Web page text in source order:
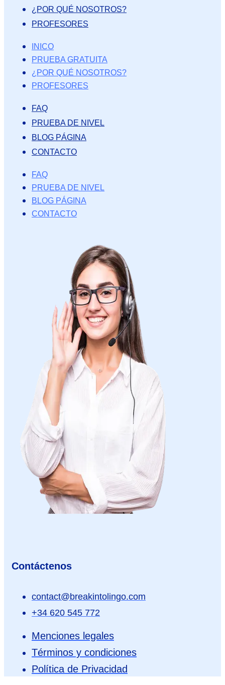
¿POR QUÉ NOSOTROS?
PROFESORES
INICO
PRUEBA GRATUITA
¿POR QUÉ NOSOTROS?
PROFESORES
FAQ
PRUEBA DE NIVEL
BLOG PÁGINA
CONTACTO
FAQ
PRUEBA DE NIVEL
BLOG PÁGINA
CONTACTO
Contáctenos
contact@breakintolingo.com
+34 620 545 772
Menciones legales
Términos y condiciones
Política de Privacidad